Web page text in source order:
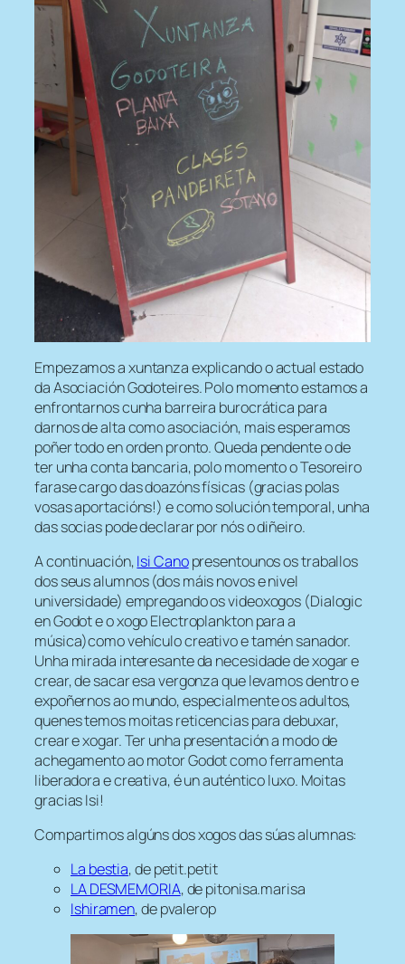
Empezamos a xuntanza explicando o actual estado
da Asociación Godoteires. Polo momento estamos a
enfrontarnos cunha barreira burocrática para
darnos de alta como asociación, mais esperamos
poñer todo en orden pronto. Queda pendente o de
ter unha conta bancaria, polo momento o Tesoreiro
farase cargo das doazóns físicas (gracias polas
vosas aportacións!) e como solución temporal, unha
das socias pode declarar por nós o diñeiro.
A continuación,Isi Canopresentounos os traballos
dos seus alumnos (dos máis novos e nivel
universidade) empregando os videoxogos (Dialogic
en Godot e o xogo Electroplankton para a
música)como vehículo creativo e tamén sanador.
Unha mirada interesante da necesidade de xogar e
crear, de sacar esa vergonza que levamos dentro e
expoñernos ao mundo, especialmente os adultos,
quenes temos moitas reticencias para debuxar,
crear e xogar. Ter unha presentación a modo de
achegamento ao motor Godot como ferramenta
liberadora e creativa, é un auténtico luxo. Moitas
gracias Isi!
Compartimos algúns dos xogos das súas alumnas:
La bestia, de petit.petit
LA DESMEMORIA, de pitonisa.marisa
Ishiramen, de pvalerop